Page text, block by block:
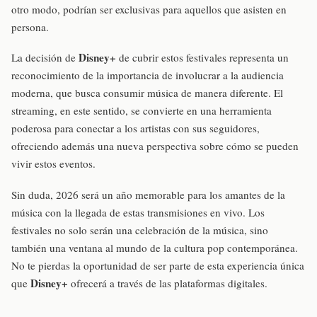
otro modo, podrían ser exclusivas para aquellos que asisten en
persona.
La decisión de Disney+ de cubrir estos festivales representa un
reconocimiento de la importancia de involucrar a la audiencia
moderna, que busca consumir música de manera diferente. El
streaming, en este sentido, se convierte en una herramienta
poderosa para conectar a los artistas con sus seguidores,
ofreciendo además una nueva perspectiva sobre cómo se pueden
vivir estos eventos.
Sin duda, 2026 será un año memorable para los amantes de la
música con la llegada de estas transmisiones en vivo. Los
festivales no solo serán una celebración de la música, sino
también una ventana al mundo de la cultura pop contemporánea.
No te pierdas la oportunidad de ser parte de esta experiencia única
que Disney+ ofrecerá a través de las plataformas digitales.